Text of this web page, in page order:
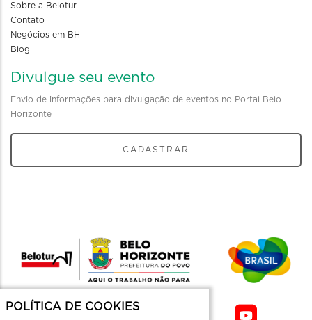
Sobre a Belotur
Contato
Negócios em BH
Blog
Divulgue seu evento
Envio de informações para divulgação de eventos no Portal Belo
Horizonte
CADASTRAR
POLÍTICA DE COOKIES